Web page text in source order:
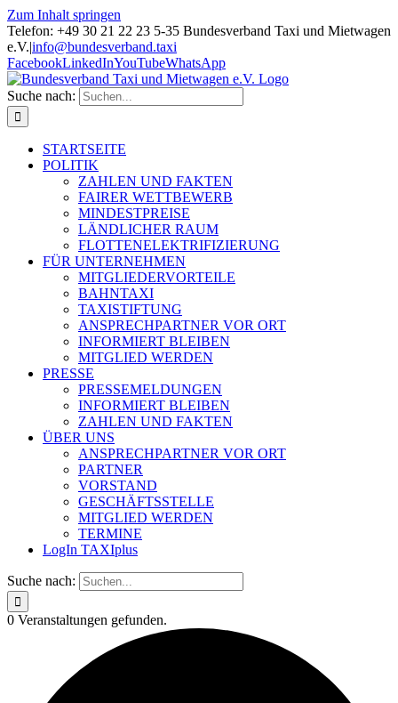
Zum Inhalt springen
Telefon: +49 30 21 22 23 5-35 Bundesverband Taxi und Mietwagen
e.V.|info@bundesverband.taxi
FacebookLinkedInYouTubeWhatsApp
Suche nach:
STARTSEITE
POLITIK
ZAHLEN UND FAKTEN
FAIRER WETTBEWERB
MINDESTPREISE
LÄNDLICHER RAUM
FLOTTENELEKTRIFIZIERUNG
FÜR UNTERNEHMEN
MITGLIEDERVORTEILE
BAHNTAXI
TAXISTIFTUNG
ANSPRECHPARTNER VOR ORT
INFORMIERT BLEIBEN
MITGLIED WERDEN
PRESSE
PRESSEMELDUNGEN
INFORMIERT BLEIBEN
ZAHLEN UND FAKTEN
ÜBER UNS
ANSPRECHPARTNER VOR ORT
PARTNER
VORSTAND
GESCHÄFTSSTELLE
MITGLIED WERDEN
TERMINE
LogIn TAXIplus
Suche nach:
0 Veranstaltungen gefunden.